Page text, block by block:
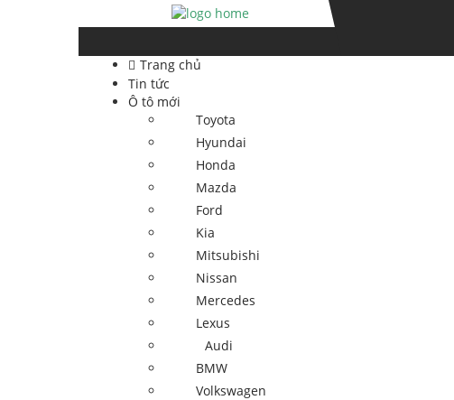
Trang chủ
Tin tức
Ô tô mới
Toyota
Hyundai
Honda
Mazda
Ford
Kia
Mitsubishi
Nissan
Mercedes
Lexus
Audi
BMW
Volkswagen